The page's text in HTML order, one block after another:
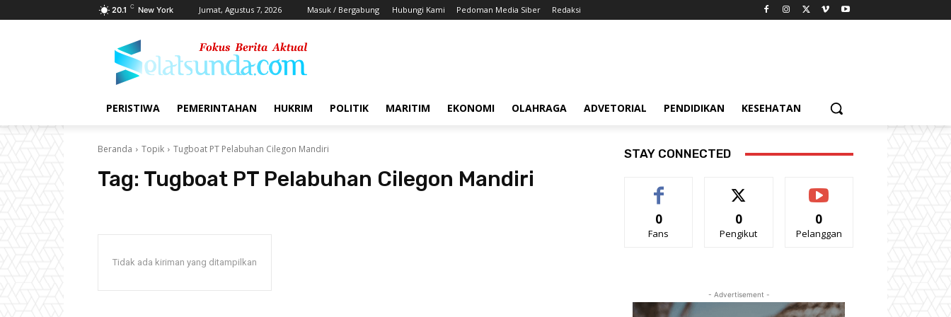
20.1 C New York Jumat, Agustus 7, 2026 Masuk / Bergabung Hubungi Kami Pedoman Media Siber Redaksi
PERISTIWA PEMERINTAHAN HUKRIM POLITIK MARITIM EKONOMI OLAHRAGA ADVETORIAL PENDIDIKAN KESEHATAN
Beranda Topik Tugboat PT Pelabuhan Cilegon Mandiri
Tag: Tugboat PT Pelabuhan Cilegon Mandiri
Tidak ada kiriman yang ditampilkan
STAY CONNECTED
0
Fans
0
Pengikut
0
Pelanggan
- Advertisement -